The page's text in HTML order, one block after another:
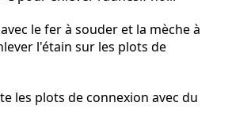
le fer à souder et la mèche à
l'étain sur les plots de
les plots de connexion avec du